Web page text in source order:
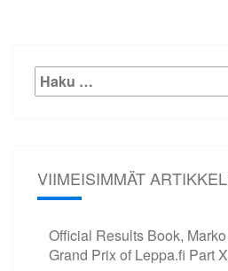
Etsi:
VIIMEISIMMÄT
Official Results Book,
Grand Prix of Leppa.fi Part X